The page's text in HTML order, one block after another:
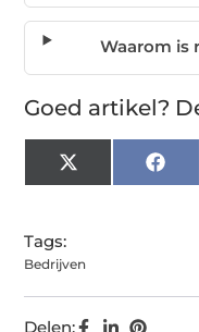
Waarom is
Goed artikel?
X
(Twitter)
Tags:
Bedrijven
Delen: